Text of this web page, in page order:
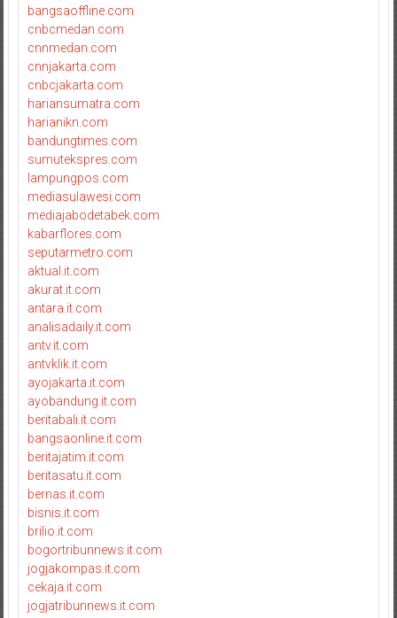
bangsaoffline.com
cnbcmedan.com
cnnmedan.com
cnnjakarta.com
cnbcjakarta.com
hariansumatra.com
harianikn.com
bandungtimes.com
sumutekspres.com
lampungpos.com
mediasulawesi.com
mediajabodetabek.com
kabarflores.com
seputarmetro.com
aktual.it.com
akurat.it.com
antara.it.com
analisadaily.it.com
antv.it.com
antvklik.it.com
ayojakarta.it.com
ayobandung.it.com
beritabali.it.com
bangsaonline.it.com
beritajatim.it.com
beritasatu.it.com
bernas.it.com
bisnis.it.com
brilio.it.com
bogortribunnews.it.com
jogjakompas.it.com
cekaja.it.com
jogjatribunnews.it.com